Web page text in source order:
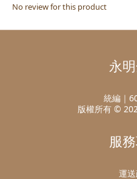
No review for this product
永
統編｜
版權所有 ©
服
運